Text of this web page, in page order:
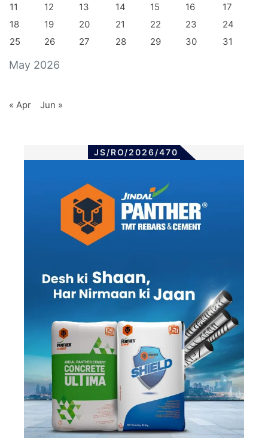
May 2026
11
12 13 14 15 16
17
18
19 20 21 22 23
24
25
26 27 28 29 30 31
« Apr Jun »
JS/RO/2026/470